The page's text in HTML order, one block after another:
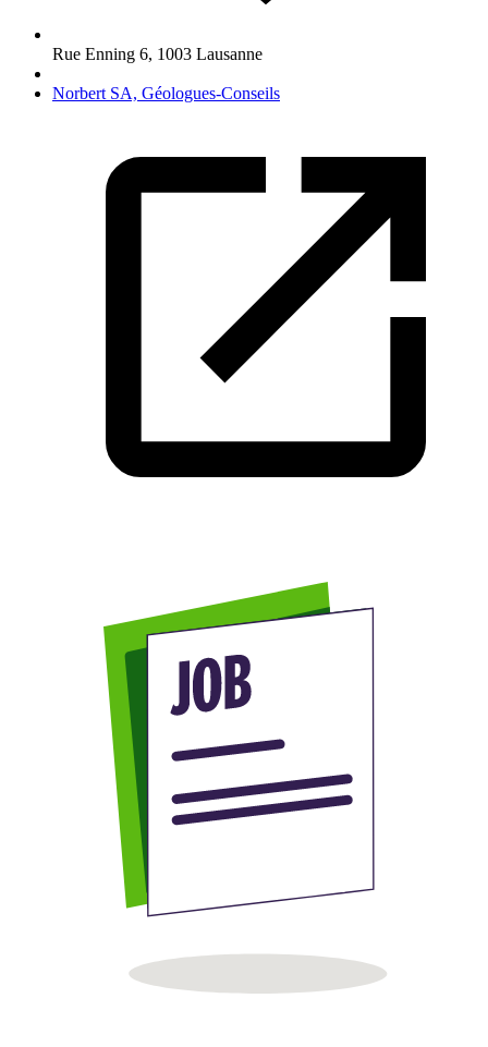
Rue Enning 6, 1003 Lausanne
Norbert SA, Géologues-Conseils